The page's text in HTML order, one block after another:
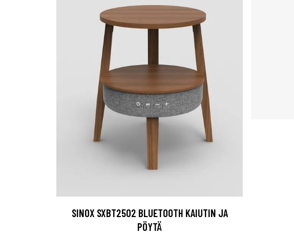
SINOX SXBT2502 BLUETOOTH KAIUTIN JA
PÖYTÄ